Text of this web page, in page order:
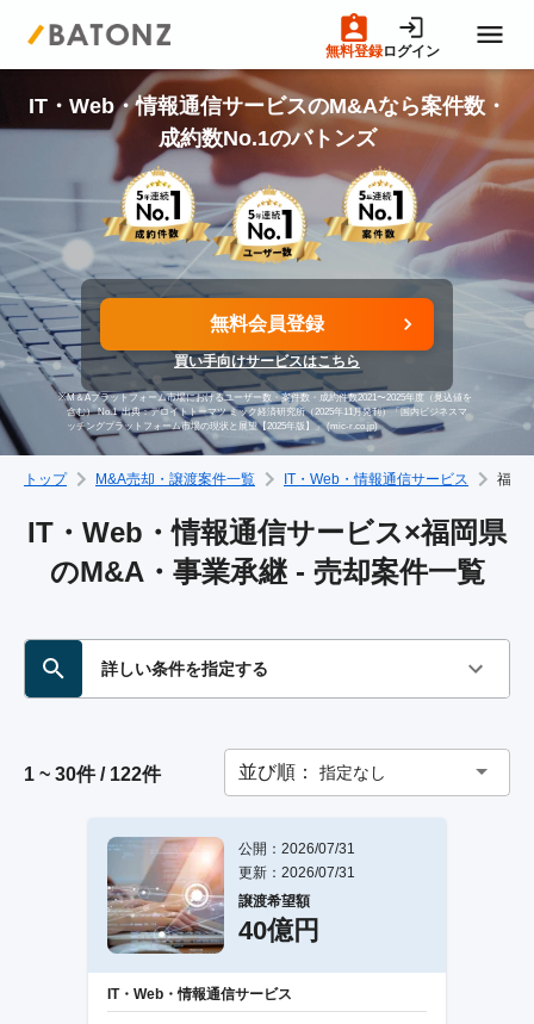
無料登録ログイン
トップページ
M&A案件一覧
売りたい方へ
買いたい方へ
成約事例
M&A専門家の方へ
IT・Web・情報通信サービスのM&Aなら案件数・
成約数No.1のバトンズ
無料会員登録
買い手向けサービスはこちら
※M＆Aプラットフォーム市場におけるユーザー数・案件数・成約件数2021〜2025年度（見込値を
含む） No.1出典：デロイトトーマツ ミック経済研究所（2025年11月発刊）「国内ビジネスマ
ッチングプラットフォーム市場の現状と展望【2025年版】」 (mic-r.co.jp)
トップ M&A売却・譲渡案件一覧 IT・Web・情報通信サービス 福岡
IT・Web・情報通信サービス×福岡県
のM&A・事業承継 - 売却案件一覧
詳しい条件を指定する
1 ~ 30件 / 122件 並び順： 指定なし
公開：2026/07/31
更新：2026/07/31
譲渡希望額
40億円
IT・Web・情報通信サービス